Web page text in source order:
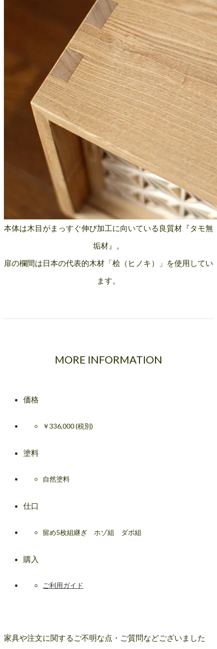
本体は木目がまっすぐ伸び加工に向いている良質材『タモ無
垢材』。
扉の欄間は日本の代表的木材「桧（ヒノキ）」を使用してい
ます。
MORE INFORMATION
価格
￥336,000 (税別)
塗料
自然塗料
仕口
留め5枚組継ぎ ホゾ組 ダボ組
購入
ご利用ガイド
家具や注文に関するご不明な点・ご質問などございました